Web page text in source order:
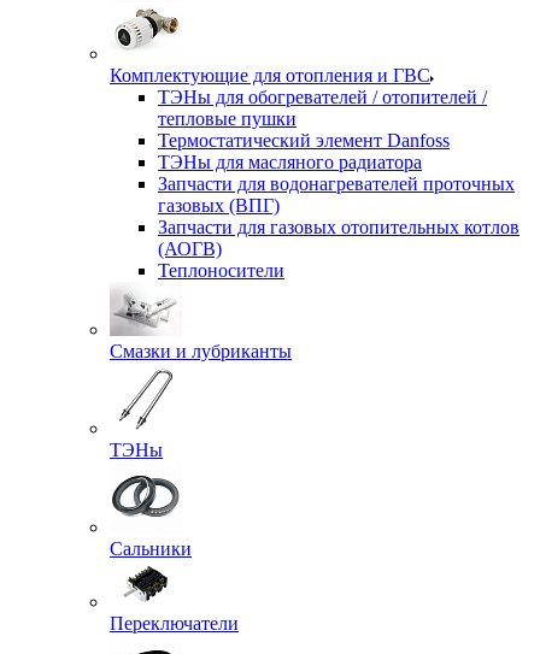
Комплектующие для отопления и ГВС
ТЭНы для обогревателей / отопителей /
тепловые пушки
Термостатический элемент Danfoss
ТЭНы для масляного радиатора
Запчасти для водонагревателей проточных
газовых (ВПГ)
Запчасти для газовых отопительных котлов
(АОГВ)
Теплоносители
Смазки и лубриканты
ТЭНы
Сальники
Переключатели